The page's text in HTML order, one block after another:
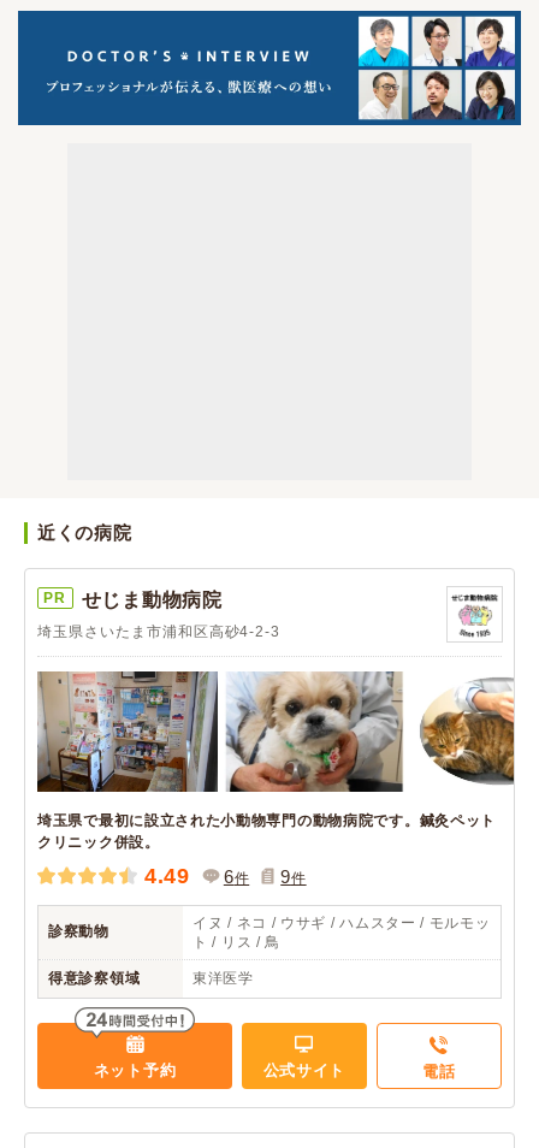
近くの病院
PR せじま動物病院
埼玉県さいたま市浦和区高砂4-2-3
埼玉県で最初に設立された小動物専門の動物病院です。鍼灸ペット
クリニック併設。
4.49 6件 9件
診察動物
イヌ / ネコ / ウサギ / ハムスター / モルモッ
ト / リス / 鳥
得意診察領域 東洋医学
ネット予約 公式サイト 電話